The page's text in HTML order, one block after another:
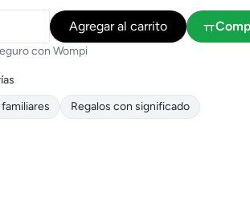
Agregar al carrito
con Wompi
Regalos con significado